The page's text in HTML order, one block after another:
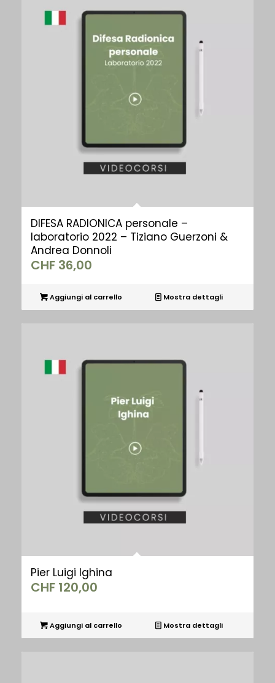
DIFESA RADIONICA personale –
laboratorio 2022 – Tiziano Guerzoni &
Andrea Donnoli
CHF36,00
Aggiungi al carrello Mostra dettagli
Pier Luigi Ighina
CHF120,00
Aggiungi al carrello Mostra dettagli